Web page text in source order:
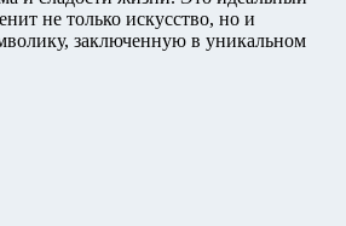
не только искусство, но и
заключенную в уникальном